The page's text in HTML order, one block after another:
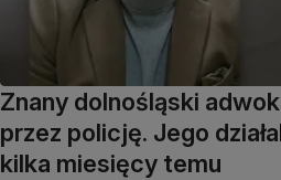
Znany dolnośląski
przez policję. Jego
kilka miesięcy temu